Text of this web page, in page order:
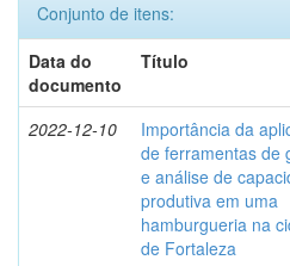
Conjunto de itens:
Data do
documento
Título
2022-12-10
Importância da
de ferramentas de
e análise de
produtiva em uma
hamburgueria na
de Fortaleza